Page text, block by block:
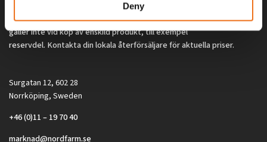
Deny
Alla priser på tillbehör och tillval gäller vid köp av ny maskin. Priserna
gäller inte vid köp av enskild produkt, till exempel
reservdel. Kontakta din lokala återförsäljare för aktuella priser.
Surgatan 12, 602 28
Norrköping, Sweden
+46 (0)11 – 19 70 40
marknad@nordfarm.se